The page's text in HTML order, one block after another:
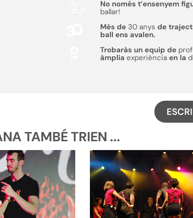
No només t’ensenyem
ballar!
Més de 30 anys de
ball ens avalen.
Trobaràs un equip de
àmplia experiència en la
TAMBÉ TRIEN ...